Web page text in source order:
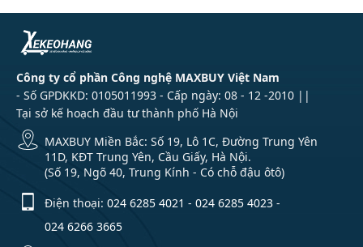
lực.
Công ty cổ phần Công nghệ MAXBUY Việt Nam
- Số GPDKKD: 0105011993 - Cấp ngày: 08 - 12 -2010 ||
Tại sở kế hoạch đầu tư thành phố Hà Nội
MAXBUY Miền Bắc: Số 19, Lô 1C, Đường Trung Yên
11D, KĐT Trung Yên, Cầu Giấy, Hà Nội.
(Số 19, Ngõ 40, Trung Kính - Có chỗ đậu ôtô)
Điện thoại: 024 6285 4021 - 024 6285 4023 -
024 6266 3665